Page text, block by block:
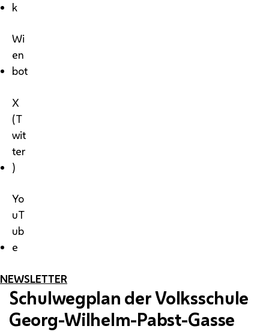
k
Wi
en
bot
X
(T
wit
ter
)
Yo
uT
ub
e
NEWSLETTER
Schulwegplan der Volksschule
Georg-Wilhelm-Pabst-Gasse